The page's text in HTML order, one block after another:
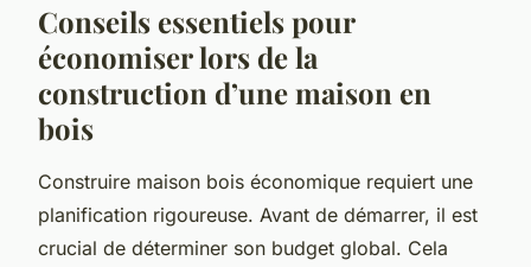
Conseils essentiels pour
économiser lors de la
construction d’une maison en
bois
Construire maison bois économique requiert une
planification rigoureuse. Avant de démarrer, il est
crucial de déterminer son budget global. Cela